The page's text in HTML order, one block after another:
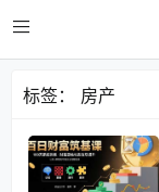
标签： 房产